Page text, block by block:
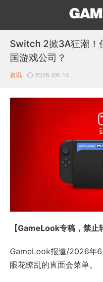
Switch 2掀3A狂潮！
国游戏公司？
资讯 2026-06-14
【GameLook专稿，禁止
GameLook报道/2026年6
眼花缭乱的直面会菜单。